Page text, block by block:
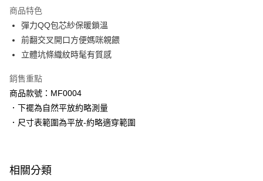
付款後萊爾富取貨
每筆NT$60，滿NT$1,000(含以上)免運費
7-11取貨付款
每筆NT$60，滿NT$1,000(含以上)免運費
付款後7-11取貨
每筆NT$60，滿NT$1,000(含以上)免運費
付款後門市自取
商品特色
彈力QQ包芯紗保暖鎖溫
前翻交叉開口方便媽咪親餵
立體坑條織紋時髦有質感
銷售重點
商品款號：MF0004
．下襬為自然平放約略測量
．尺寸表範圍為平放-約略適穿範圍
相關分類